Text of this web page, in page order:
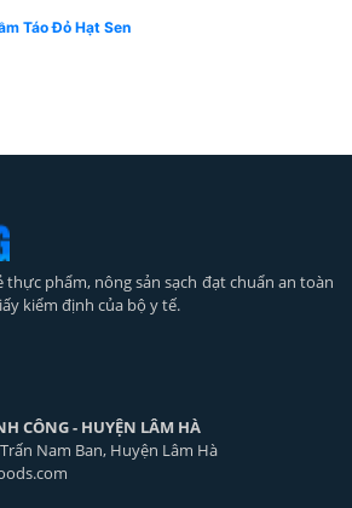
Táo Đỏ Hạt Sen
thực phẩm, nông sản sạch đạt chuẩn an toàn
kiểm định của bộ y tế.
CÔNG - HUYỆN LÂM HÀ
Nam Ban, Huyện Lâm Hà